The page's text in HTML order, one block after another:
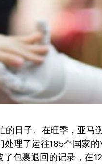
的日子。在旺季，亚马
理了运往185个国家的
包裹退回的记录，在